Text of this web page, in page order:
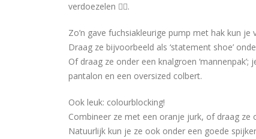
verdoezelen 👍🏻.
Zo’n gave fuchsiakleurige pump met hak kun je
Draag ze bijvoorbeeld als ‘statement shoe’
Of draag ze onder een knalgroen
pantalon en een oversized colbert.
Ook leuk: colourblocking!
Combineer ze met een oranje jurk, of draag ze
Natuurlijk kun je ze ook onder een goede